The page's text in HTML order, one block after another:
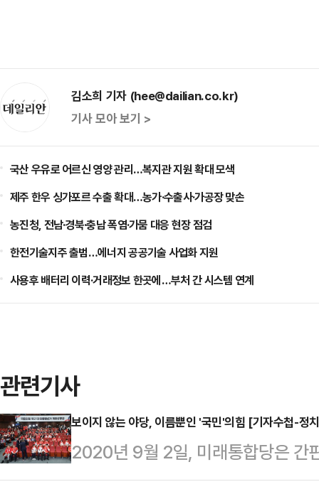
김소희 기자 (hee@dailian.co.kr)
기사 모아 보기 >
국산 우유로 어르신 영양 관리…복지관 지원 확대 모색
제주 한우 싱가포르 수출 확대…농가·수출사·가공장 맞손
농진청, 전남·경북·충남 폭염·가뭄 대응 현장 점검
한전기술지주 출범…에너지 공공기술 사업화 지원
사용후 배터리 이력·거래정보 한곳에…부처 간 시스템 연계
관련기사
보이지 않는 야당, 이름뿐인 '국민'의힘 [기자수첩-정
2020년 9월 2일, 미래통합당은 간
로부터 나오는 힘, 국민을 위해 행